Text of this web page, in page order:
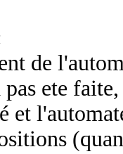
de
ete faite,
et